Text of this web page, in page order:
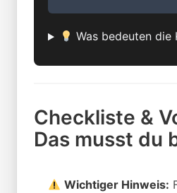
Was bedeuten die
Checkliste &
Das musst du
Wichtiger Hinweis: